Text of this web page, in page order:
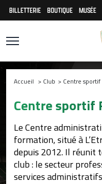
BILLETTERIE BOUTIQUE MUSÉE
Accueil > Club > Centre
Centre sportif
Le Centre
formation, situé à
depuis 2012. Il réunit
club : le secteur
services